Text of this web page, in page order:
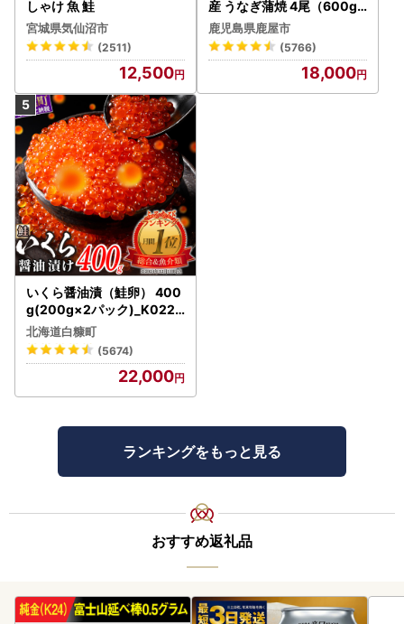
しゃけ 魚 鮭
宮城県気仙沼市
(2511)
12,500
産 うなぎ蒲焼 4尾（600g
） KN007-004-04-cp18
うなぎ 鰻 魚 惣菜 総菜
鹿児島県鹿屋市
(5766)
18,000
いくら醤油漬（鮭卵） 400
g(200g×2パック)_K022-
1676
北海道白糠町
(5674)
22,000
ランキングをもっと見る
おすすめ返礼品